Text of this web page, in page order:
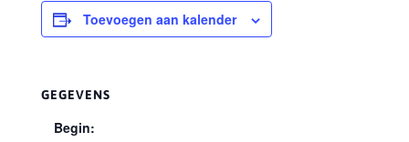
Toevoegen aan kalender
GEGEVENS
Begin: